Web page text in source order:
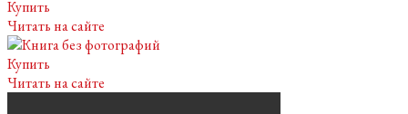
Купить
Читать на сайте
Купить
Читать на сайте